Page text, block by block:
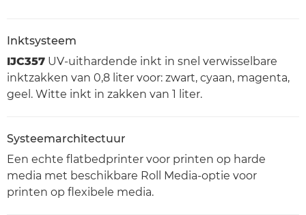
Inktsysteem
IJC357 UV-uithardende inkt in snel verwisselbare
inktzakken van 0,8 liter voor: zwart, cyaan, magenta,
geel. Witte inkt in zakken van 1 liter.
Systeemarchitectuur
Een echte flatbedprinter voor printen op harde
media met beschikbare Roll Media-optie voor
printen op flexibele media.